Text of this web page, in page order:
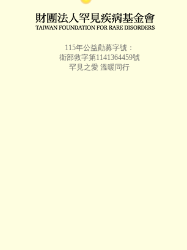
115年公益勸募字號：
衛部救字第1141364459號
罕見之愛 溫暖同行